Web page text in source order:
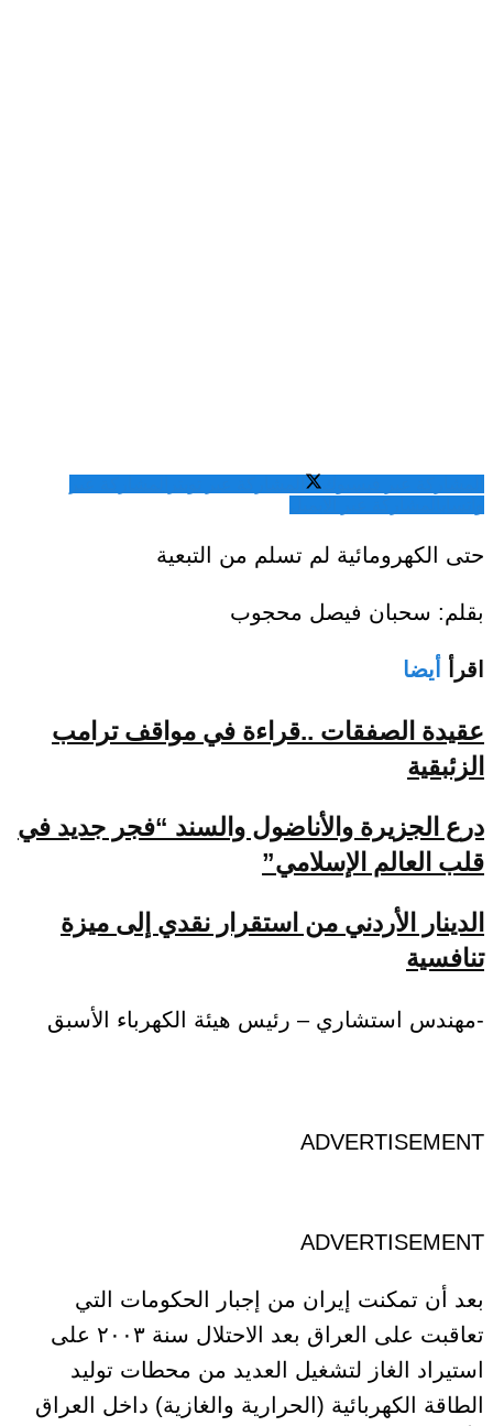
حتى الكهرومائية لم تسلم من التبعية
بقلم: سحبان فيصل محجوب
اقرأ أيضا
عقيدة الصفقات ..قراءة في مواقف ترامب
الزئبقية
درع الجزيرة والأناضول والسند “فجر جديد في
قلب العالم الإسلامي”
الدينار الأردني من استقرار نقدي إلى ميزة
تنافسية
-مهندس استشاري – رئيس هيئة الكهرباء الأسبق
ADVERTISEMENT
ADVERTISEMENT
بعد أن تمكنت إيران من إجبار الحكومات التي
تعاقبت على العراق بعد الاحتلال سنة ٢٠٠٣ على
استيراد الغاز لتشغيل العديد من محطات توليد
الطاقة الكهربائية (الحرارية والغازية) داخل العراق